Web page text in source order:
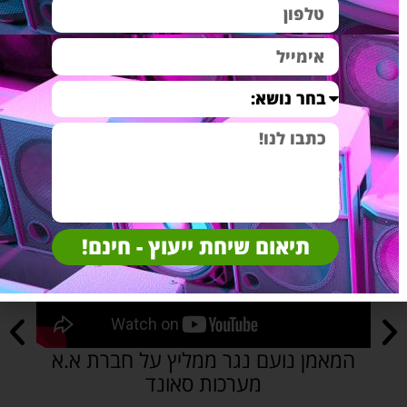
מתנה לגבר
לקוחותינו מספרים על
המאמן נועם נגר ממליץ על חברת א.א
מערכות סאונד
תיאום שיחת ייעוץ - חינם!